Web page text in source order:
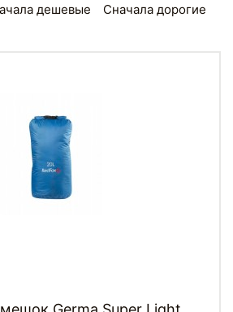
дешевые Сначала дорогие